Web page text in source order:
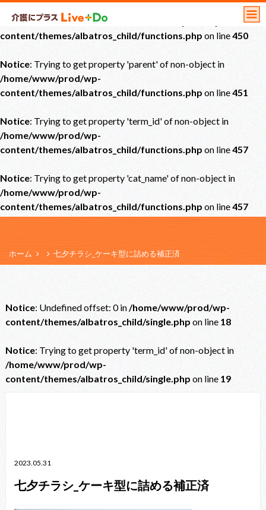
Notice: Undefined offset: 0 in
content/themes/albatros_child/functions.php on line450
Notice: Trying to get property 'parent' of non-object in
/home/www/prod/wp-
content/themes/albatros_child/functions.php on line451
Notice: Trying to get property 'term_id' of non-object in
/home/www/prod/wp-
content/themes/albatros_child/functions.php on line457
Notice: Trying to get property 'cat_name' of non-object in
/home/www/prod/wp-
content/themes/albatros_child/functions.php on line457
ホーム 七夕チラシ_ケーキ型に詰める補正済
Notice: Undefined offset: 0 in/home/www/prod/wp-
content/themes/albatros_child/single.php on line 18
Notice: Trying to get property 'term_id' of non-object in
/home/www/prod/wp-
content/themes/albatros_child/single.php on line 19
2023.05.31
七夕チラシ_ケーキ型に詰める補正済